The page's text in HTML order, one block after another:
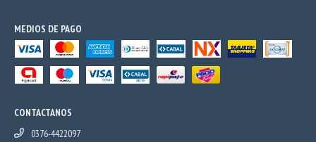
MEDIOS DE PAGO
CONTACTANOS
0376-4422097